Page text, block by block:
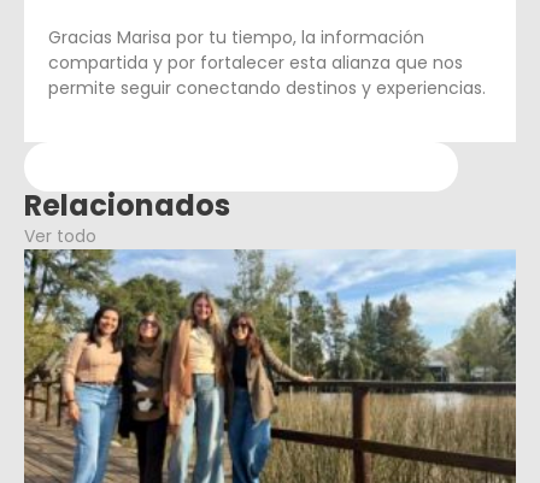
Gracias Marisa por tu tiempo, la información
compartida y por fortalecer esta alianza que nos
permite seguir conectando destinos y experiencias.
Relacionados
Ver todo